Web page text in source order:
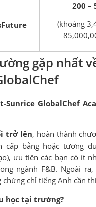
200 –
(khoảng
gặp nhất
Sunrice GlobalChef
trở lên, hoàn thành
cấp bằng hoặc tương
ưu tiên các bạn có ít
ngành F&B. Ngoài
chứng chỉ tiếng Anh cần
học tại trường?